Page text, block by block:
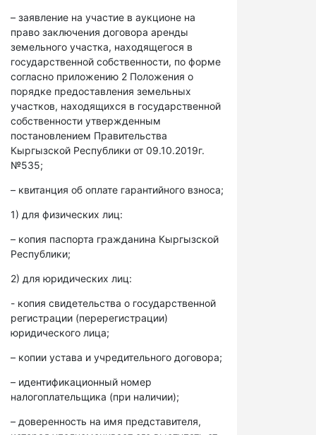
– заявление на участие в аукционе на
право заключения договора аренды
земельного участка, находящегося в
государственной собственности, по форме
согласно приложению 2 Положения о
порядке предоставления земельных
участков, находящихся в государственной
собственности утвержденным
постановлением Правительства
Кыргызской Республики от 09.10.2019г.
№535;
– квитанция об оплате гарантийного взноса;
1) для физических лиц:
– копия паспорта гражданина Кыргызской
Республики;
2) для юридических лиц:
- копия свидетельства о государственной
регистрации (перерегистрации)
юридического лица;
– копии устава и учредительного договора;
– идентификационный номер
налогоплательщика (при наличии);
– доверенность на имя представителя,